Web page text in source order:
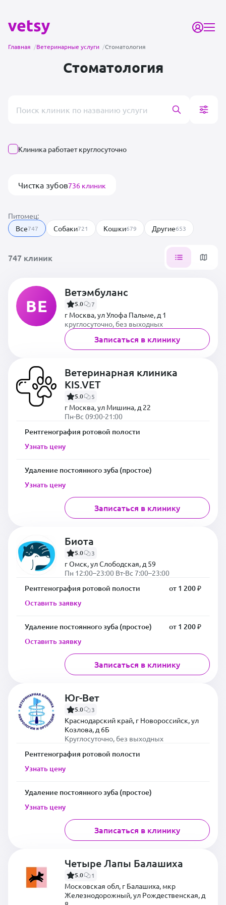
Главная /Ветеринарные услуги /Стоматология
Стоматология
Клиника работает круглосуточно
Чистка зубов736 клиник
Питомец:
Все747 Собаки721 Кошки679 Другие653
747 клиник
ВЕ
Ветэмбуланс
5.0 7
г Москва, ул Улофа Пальме, д 1
круглосуточно, без выходных
Записаться в клинику
Ветеринарная клиника
KIS.VET
5.0 5
г Москва, ул Мишина, д 22
Пн-Вс 09:00-21:00
Рентгенография ротовой полости
Узнать цену
Удаление постоянного зуба (простое)
Узнать цену
Записаться в клинику
Биота
5.0 3
г Омск, ул Слободская, д 59
Пн 12:00–23:00 Вт-Вс 7:00–23:00
Рентгенография ротовой полости
от 1 200 ₽
Оставить заявку
Удаление постоянного зуба (простое)
от 1 200 ₽
Оставить заявку
Записаться в клинику
Юг-Вет
5.0 3
Краснодарский край, г Новороссийск, ул
Козлова, д 6Б
Круглосуточно, без выходных
Рентгенография ротовой полости
Узнать цену
Удаление постоянного зуба (простое)
Узнать цену
Записаться в клинику
Четыре Лапы Балашиха
5.0 1
Московская обл, г Балашиха, мкр
Железнодорожный, ул Рождественская, д